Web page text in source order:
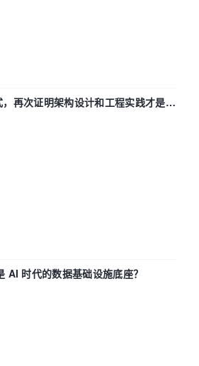
再次证明架构设计和工程实践才是稀
AI 时代的数据基础设施底座？